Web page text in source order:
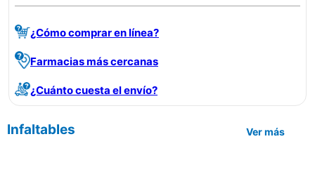
¿Cómo comprar en línea?
Farmacias más cercanas
¿Cuánto cuesta el envío?
Infaltables Ver más